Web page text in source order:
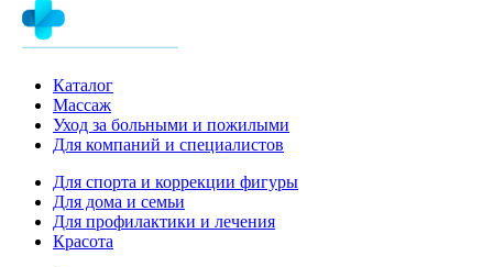
Каталог
Массаж
Уход за больными и пожилыми
Для компаний и специалистов
Для спорта и коррекции фигуры
Для дома и семьи
Для профилактики и лечения
Красота